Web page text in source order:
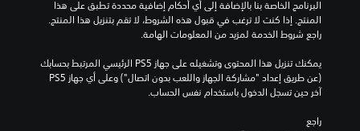
راجع شروط الخدمة لمزيد من المعلومات الهامة.
آخر حين تسجل الدخول باستخدام نفس الحساب.
راجع